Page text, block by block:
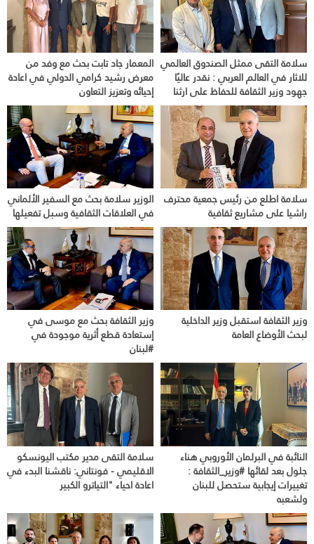
سلامة التقى ممثل الصندوق العالمي
للاثار في العالم العربي : نقدر عاليًا
جهود وزير الثقافة للحفاظ على ارثنا
المعمار جاد تابت بحث مع وفد من
معرض رشيد كرامي الدولي في اعادة
إحيائه وتعزيز التعاون
سلامة اطلع من رئيس جمعية محترف
راشيا على مشاريع ثقافية
الوزير سلامة بحث مع السفير الألماني
في العلاقات الثقافية وسبل تفعيلها
وزير الثقافة استقبل وزير الداخلية
لبحث الأوضاع العامة
وزير الثقافة بحث مع موسى في
إستعادة قطع أثرية موجودة في
#لبنان
النائبة في البرلمان الأوروبي هناء
جلول بعد لقائها #وزير_الثقافة :
تغييرات إيجابية ستحصل للبنان
ولشعبه
سلامة التقى مدير مكتب اليونسكو
الاقليمي - فونتاني: ناقشنا البدء في
اعادة احياء "التياترو الكبير